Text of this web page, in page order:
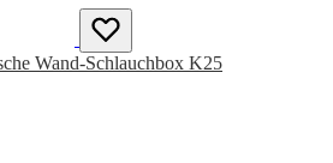
Wand-Schlauchbox K25